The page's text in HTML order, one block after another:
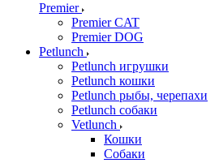
Premier
Premier CAT
Premier DOG
Petlunch
Petlunch игрушки
Petlunch кошки
Petlunch рыбы, черепахи
Petlunch собаки
Vetlunch
Кошки
Собаки